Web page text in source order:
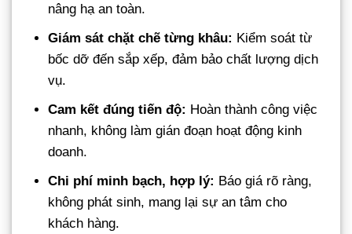
nâng hạ an toàn.
Giám sát chặt chẽ từng khâu: Kiểm soát từ
bốc dỡ đến sắp xếp, đảm bảo chất lượng dịch
vụ.
Cam kết đúng tiến độ: Hoàn thành công việc
nhanh, không làm gián đoạn hoạt động kinh
doanh.
Chi phí minh bạch, hợp lý: Báo giá rõ ràng,
không phát sinh, mang lại sự an tâm cho
khách hàng.